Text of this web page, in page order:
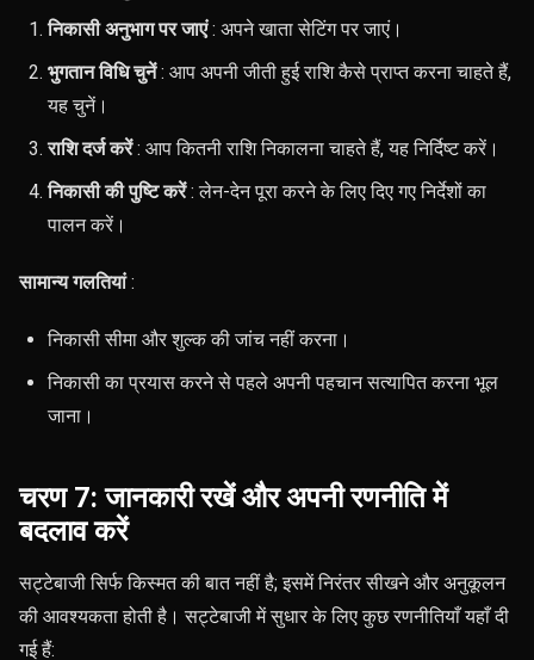
निकासी अनुभाग पर जाएं: अपने खाता सेटिंग पर जाएं।
भुगतान विधि चुनें: आप अपनी जीती हुई राशि कैसे प्राप्त करना चाहते हैं,
यह चुनें।
राशि दर्ज करें: आप कितनी राशि निकालना चाहते हैं, यह निर्दिष्ट करें।
निकासी की पुष्टि करें: लेन-देन पूरा करने के लिए दिए गए निर्देशों का
पालन करें।
सामान्य गलतियां:
निकासी सीमा और शुल्क की जांच नहीं करना।
निकासी का प्रयास करने से पहले अपनी पहचान सत्यापित करना भूल
जाना।
चरण 7: जानकारी रखें और अपनी रणनीति में
बदलाव करें
सट्टेबाजी सिर्फ किस्मत की बात नहीं है; इसमें निरंतर सीखने और अनुकूलन
की आवश्यकता होती है। सट्टेबाजी में सुधार के लिए कुछ रणनीतियाँ यहाँ दी
गई हैं: